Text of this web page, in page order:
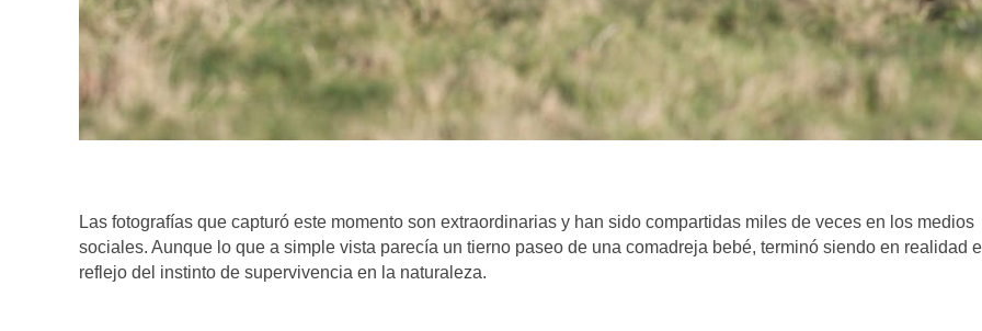
Las fotografías que capturó este momento son extraordinarias y han sido compartidas miles de veces en los medios
sociales. Aunque lo que a simple vista parecía un tierno paseo de una comadreja bebé, terminó siendo en realidad
reflejo del instinto de supervivencia en la naturaleza.